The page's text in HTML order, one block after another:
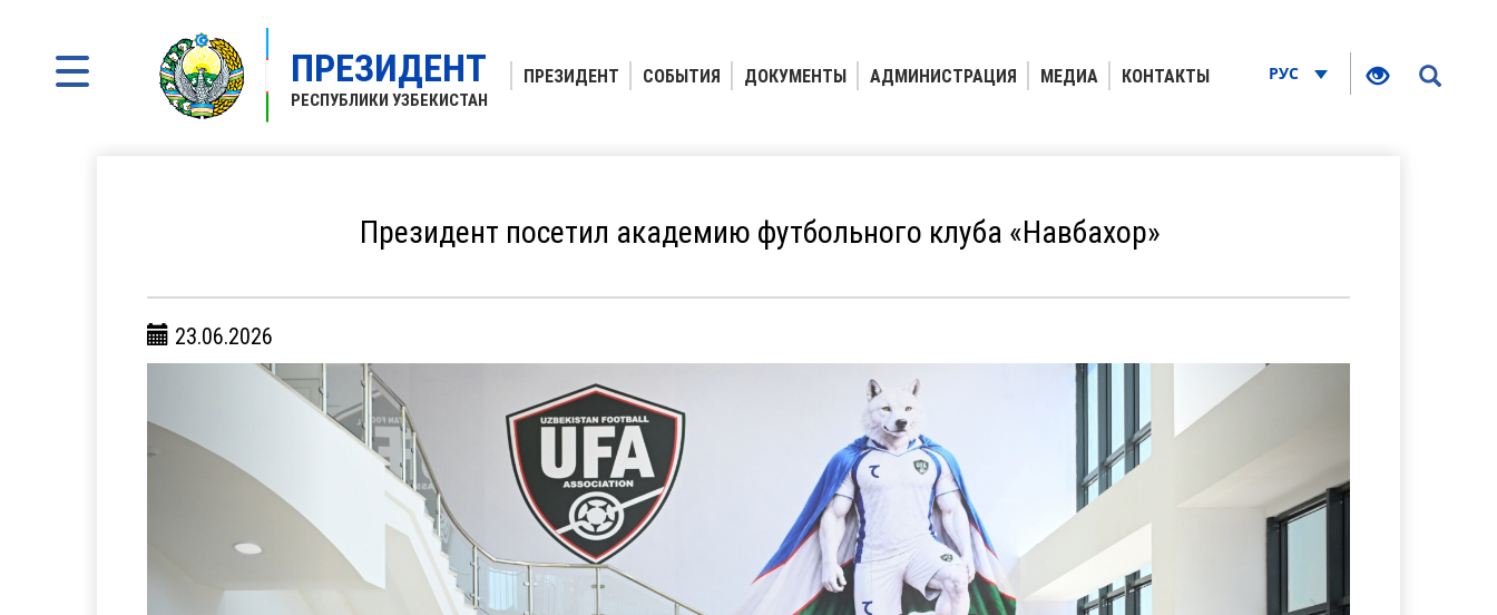
ПРЕЗИДЕНТ
РЕСПУБЛИКИ УЗБЕКИСТАН
ПРЕЗИДЕНТ СОБЫТИЯ ДОКУМЕНТЫ АДМИНИСТРАЦИЯ МЕДИА КОНТАКТЫ РУС
Президент посетил академию футбольного клуба «Навбахор»
23.06.2026